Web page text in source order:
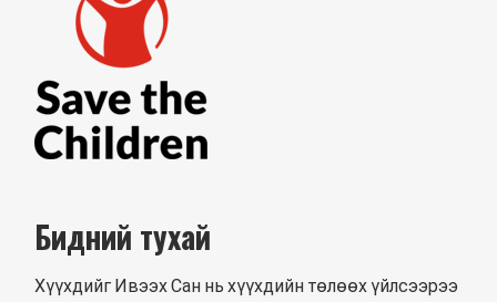
Бидний тухай
Хүүхдийг Ивээх Сан нь хүүхдийн төлөөх үйлсээрээ